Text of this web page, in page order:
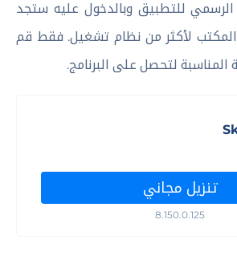
الرسمي للتطبيق وبالدخول عليه ستجد
لأكثر من نظام تشغيل. فقط قم
لتحصل على البرنامج.
تنزيل مجاني
8.150.0.125